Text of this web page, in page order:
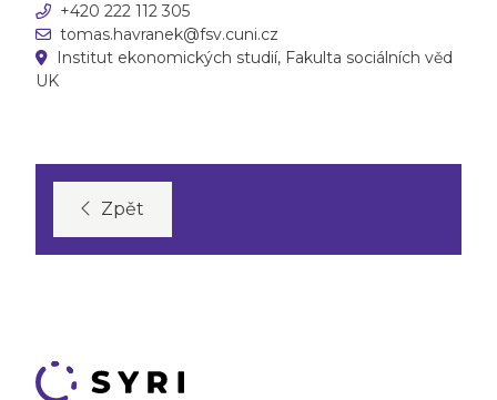
+420 222 112 305
tomas.havranek@fsv.cuni.cz
Institut ekonomických studií, Fakulta sociálních věd
UK
Zpět